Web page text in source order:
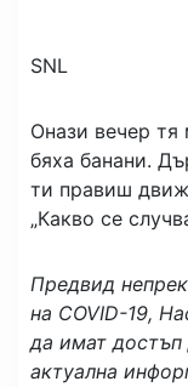
SNL
Онази вечер
бяха банани.
ти правиш
„Какво се
Предвид
на COVID-19,
да имат
актуална